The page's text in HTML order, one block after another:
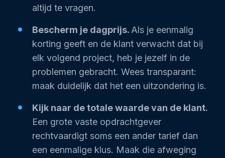
altijd te vragen.
Bescherm je dagprijs.Als je eenmalig
korting geeft en de klant verwacht dat bij
elk volgend project, heb je jezelf in de
problemen gebracht. Wees transparant:
maak duidelijk dat het een uitzondering is.
Kijk naar de totale waarde van de klant.
Een grote vaste opdrachtgever
rechtvaardigt soms een ander tarief dan
een eenmalige klus. Maak die afweging